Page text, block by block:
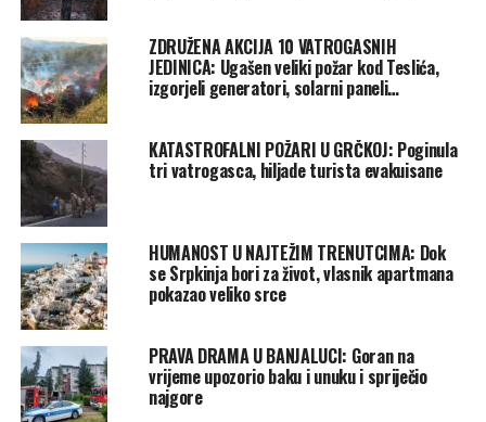
ZDRUŽENA AKCIJA 10 VATROGASNIH
JEDINICA: Ugašen veliki požar kod Teslića,
izgorjeli generatori, solarni paneli…
KATASTROFALNI POŽARI U GRČKOJ: Poginula
tri vatrogasca, hiljade turista evakuisane
HUMANOST U NAJTEŽIM TRENUTCIMA: Dok
se Srpkinja bori za život, vlasnik apartmana
pokazao veliko srce
PRAVA DRAMA U BANJALUCI: Goran na
vrijeme upozorio baku i unuku i spriječio
najgore